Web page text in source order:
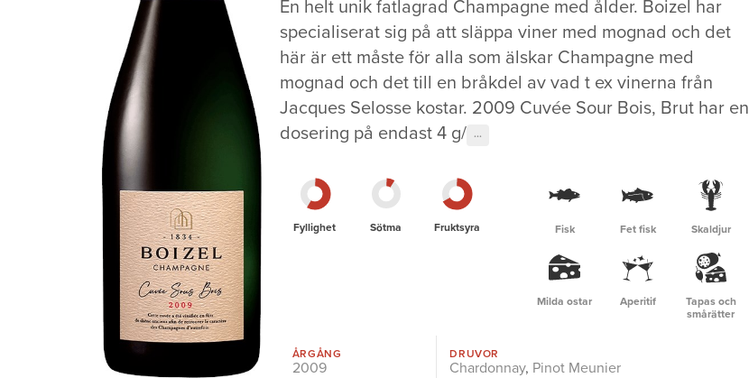
En helt unik fatlagrad Champagne med ålder. Boizel har
specialiserat sig på att släppa viner med mognad och det
här är ett måste för alla som älskar Champagne med
mognad och det till en bråkdel av vad t ex vinerna från
Jacques Selosse kostar. 2009 Cuvée Sour Bois, Brut har en
dosering på endast 4 g/
···
Fyllighet Sötma Fruktsyra Fisk Fet fisk Skaldjur
Milda ostar Aperitif
Tapas och
smårätter
ÅRGÅNG
2009
DRUVOR
Chardonnay, Pinot Meunier